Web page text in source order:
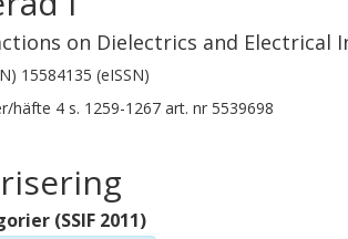
Andra publikationeron Dielectrics and Electrical
15584135 (eISSN)
häfte 4 s. 1259-1267 art. nr 5539698
(SSIF 2011)